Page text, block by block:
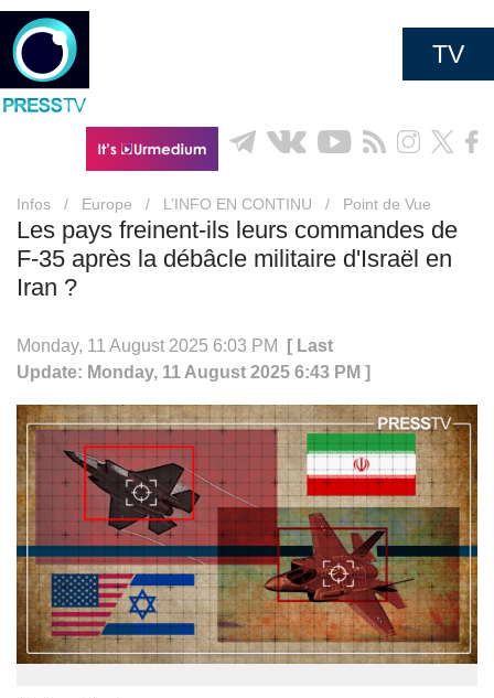
TV
Infos / Europe / L’INFO EN CONTINU / Point de Vue
Les pays freinent-ils leurs commandes de
F-35 après la débâcle militaire d'Israël en
Iran ?
Monday, 11 August 2025 6:03 PM
[ Last
Update: Monday, 11 August 2025 6:43 PM ]